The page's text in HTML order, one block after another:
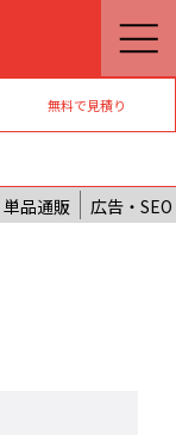
無料で見積り
単品通販 広告・SEO